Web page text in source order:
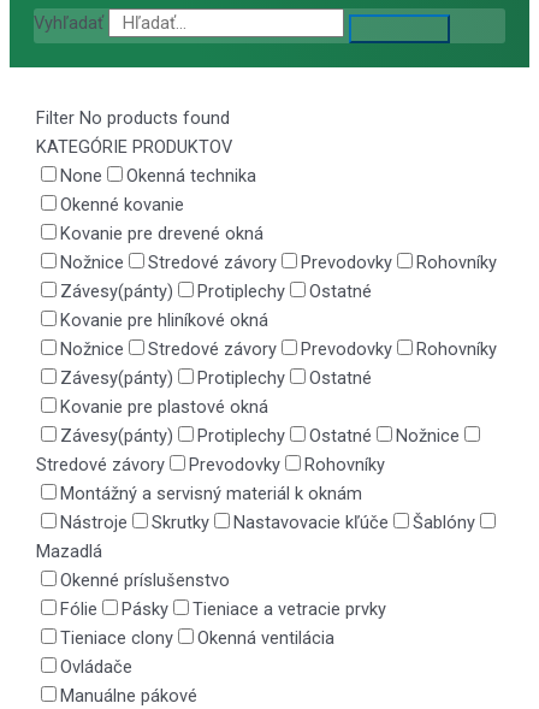
Vyhľadať
FilterNo products found
KATEGÓRIE PRODUKTOV
None
Okenná technika
Okenné kovanie
Kovanie pre drevené okná
Nožnice
Stredové závory Prevodovky
Rohovníky
Závesy(pánty)
Protiplechy
Ostatné
Kovanie pre hliníkové okná
Nožnice
Stredové závory Prevodovky
Rohovníky
Závesy(pánty)
Protiplechy
Ostatné
Kovanie pre plastové okná
Závesy(pánty)
Protiplechy Ostatné
Nožnice
Stredové závory
Prevodovky
Rohovníky
Montážný a servisný materiál k oknám
Nástroje
Skrutky Nastavovacie kľúče
Šablóny
Mazadlá
Okenné príslušenstvo
Fólie
Pásky
Tieniace a vetracie prvky
Tieniace clony
Okenná ventilácia
Ovládače
Manuálne pákové